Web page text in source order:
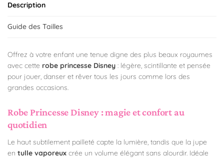
Description
Guide des Tailles
Offrez à votre enfant une tenue digne des plus beaux royaumes
avec cette robe princesse Disney : légère, scintillante et pensée
pour jouer, danser et rêver tous les jours comme lors des
grandes occasions.
Robe Princesse Disney : magie et confort au
quotidien
Le haut subtilement pailleté capte la lumière, tandis que la jupe
en tulle vaporeux crée un volume élégant sans alourdir. Idéale